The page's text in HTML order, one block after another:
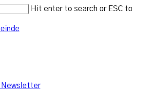
Hit enter to search or ESC to
Newsletter